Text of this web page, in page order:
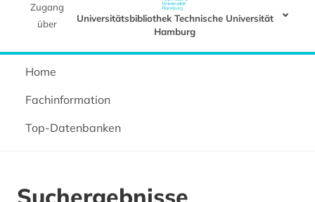
Zugang
über
Universitätsbibliothek Technische Universität
Hamburg
Home
Fachinformation
Top-Datenbanken